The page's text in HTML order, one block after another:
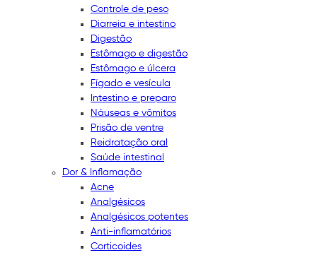
Controle de peso
Diarreia e intestino
Digestão
Estômago e digestão
Estômago e úlcera
Fígado e vesícula
Intestino e preparo
Náuseas e vômitos
Prisão de ventre
Reidratação oral
Saúde intestinal
Dor & Inflamação
Acne
Analgésicos
Analgésicos potentes
Anti-inflamatórios
Corticoides